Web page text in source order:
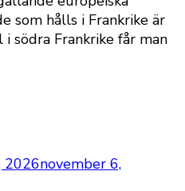
som hålls i Frankrike är
södra Frankrike får man
2026november 6,